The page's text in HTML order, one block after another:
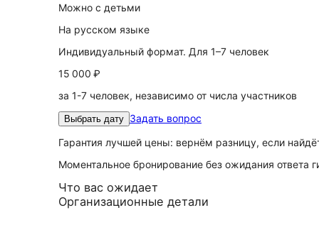
Можно с детьми
На русском языке
Индивидуальный формат. Для 1–7 человек
15 000 ₽
за 1-7 человек, независимо от числа участников
Выбрать дату Задать вопрос
Гарантия лучшей цены: вернём разницу, если
Моментальное бронирование без ожидания ответа
Что вас ожидает
Организационные детали